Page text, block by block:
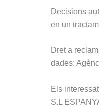
Decisions
en un
Dret a
dades:
Els
S.L